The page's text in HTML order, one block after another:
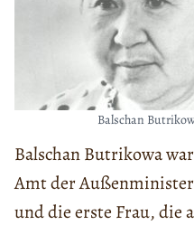
Balschan
Balschan Butrikowa
Amt der
und die erste Frau, die